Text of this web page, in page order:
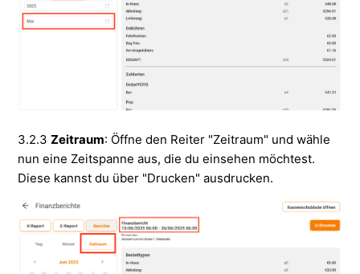
3.2.3Zeitraum: Öffne den Reiter "Zeitraum" und wähle
nun eine Zeitspanne aus, die du einsehen möchtest.
Diese kannst du über "Drucken" ausdrucken.